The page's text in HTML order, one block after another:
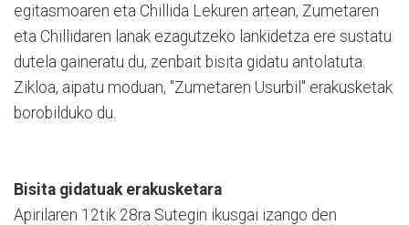
egitasmoaren eta Chillida Lekuren artean, Zumetaren
eta Chillidaren lanak ezagutzeko lankidetza ere sustatu
dutela gaineratu du, zenbait bisita gidatu antolatuta.
Zikloa, aipatu moduan, "Zumetaren Usurbil" erakusketak
borobilduko du.
Bisita gidatuak erakusketara
Apirilaren 12tik 28ra Sutegin ikusgai izango den